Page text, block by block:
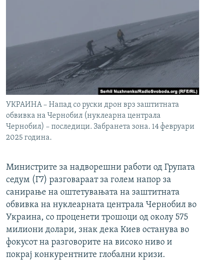
УКРАИНА – Напад со руски дрон врз заштитната
обвивка на Чернобил (нуклеарна централа
Чернобил) – последици. Забранета зона. 14 февруари
2025 година.
Министрите за надворешни работи од Групата
седум (Г7) разговараат за голем напор за
санирање на оштетувањата на заштитната
обвивка на нуклеарната централа Чернобил во
Украина, со проценети трошоци од околу 575
милиони долари, знак дека Киев останува во
фокусот на разговорите на високо ниво и
покрај конкурентните глобални кризи.